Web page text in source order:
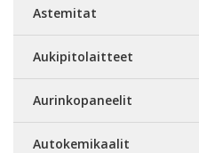
Astemitat
Aukipitolaitteet
Aurinkopaneelit
Autokemikaalit